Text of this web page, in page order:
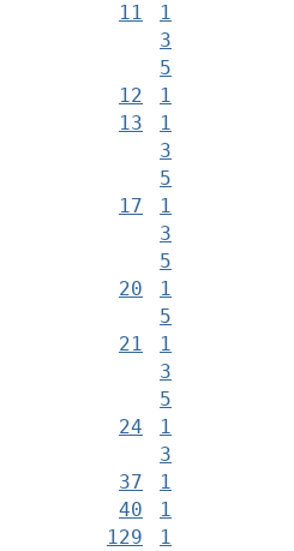
11
1
3
5
12
1
13
1
3
5
17
1
3
5
20
1
5
21
1
3
5
24
1
3
37
1
40
129
1
1